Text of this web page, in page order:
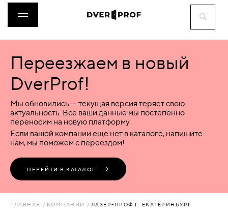
ДВЕРИ
ФУРНИТУРА
ВОРОТА
ПЕРЕГОРОДКИ
Переезжаем в новый
DverProf!
Мы обновились — текущая версия теряет свою
актуальность. Все ваши данные мы постепенно
переносим на новую платформу.
Если вашей компании еще нет в каталоге, напишите
нам, мы поможем с переездом!
ПЕРЕЙТИ В КАТАЛОГ
ГЛАВНАЯ КОМПАНИИ ЛАЗЕР-ПРОФ Г. ЕКАТЕРИНБУРГ